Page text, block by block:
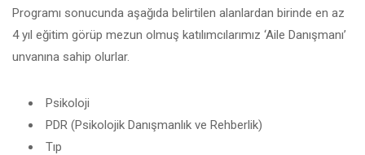
Programı sonucunda aşağıda belirtilen alanlardan birinde en az
4 yıl eğitim görüp mezun olmuş katılımcılarımız ‘Aile Danışmanı’
unvanına sahip olurlar.
Psikoloji
PDR (Psikolojik Danışmanlık ve Rehberlik)
Tıp